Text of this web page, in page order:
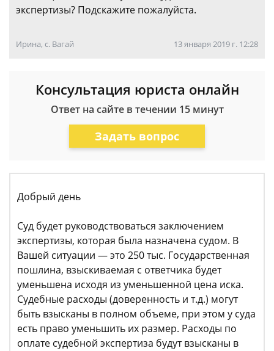
экспертизы? Подскажите пожалуйста.
Ирина, с. Вагай 13 января 2019 г. 12:28
Консультация юриста онлайн
Ответ на сайте в течении 15 минут
Задать вопрос
Добрый день
Суд будет руководствоваться заключением
экспертизы, которая была назначена судом. В
Вашей ситуации — это 250 тыс. Государственная
пошлина, взыскиваемая с ответчика будет
уменьшена исходя из уменьшенной цена иска.
Судебные расходы (доверенность и т.д.) могут
быть взысканы в полном объеме, при этом у суда
есть право уменьшить их размер. Расходы по
оплате судебной экспертиза будут взысканы в